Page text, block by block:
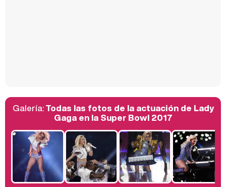
Belén Esteban: "Estoy emocionada, muy contenta y muy feliz por llegar a RTVE"
Galería:Todas las fotos de la actuación de Lady
Gaga en la Super Bowl 2017